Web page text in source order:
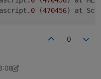
.0 (470456) at
0
Nov. 2024, 20:05